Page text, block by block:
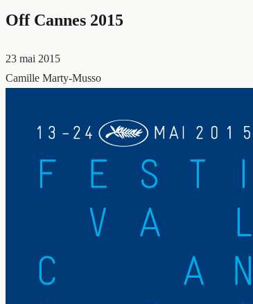
Off Cannes 2015
23 mai 2015
Camille Marty-Musso